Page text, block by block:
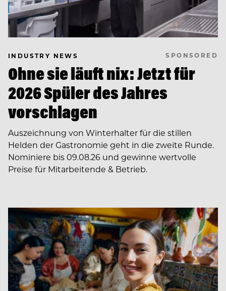
INDUSTRY NEWS SPONSORED
Ohne sie läuft nix: Jetzt für
2026 Spüler des Jahres
vorschlagen
Auszeichnung von Winterhalter für die stillen
Helden der Gastronomie geht in die zweite Runde.
Nominiere bis 09.08.26 und gewinne wertvolle
Preise für Mitarbeitende & Betrieb.